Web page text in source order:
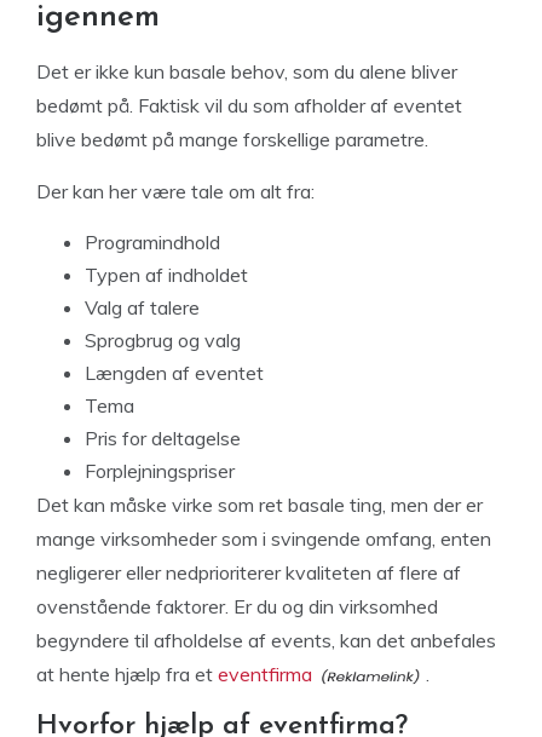
igennem
Det er ikke kun basale behov, som du alene bliver
bedømt på. Faktisk vil du som afholder af eventet
blive bedømt på mange forskellige parametre.
Der kan her være tale om alt fra:
Programindhold
Typen af indholdet
Valg af talere
Sprogbrug og valg
Længden af eventet
Tema
Pris for deltagelse
Forplejningspriser
Det kan måske virke som ret basale ting, men der er
mange virksomheder som i svingende omfang, enten
negligerer eller nedprioriterer kvaliteten af flere af
ovenstående faktorer. Er du og din virksomhed
begyndere til afholdelse af events, kan det anbefales
at hente hjælp fra et eventfirma .
Hvorfor hjælp af eventfirma?